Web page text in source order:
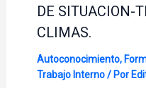
DE SITUACION-
CLIMAS.
Autoconocimiento,
Trabajo Interno/ Por